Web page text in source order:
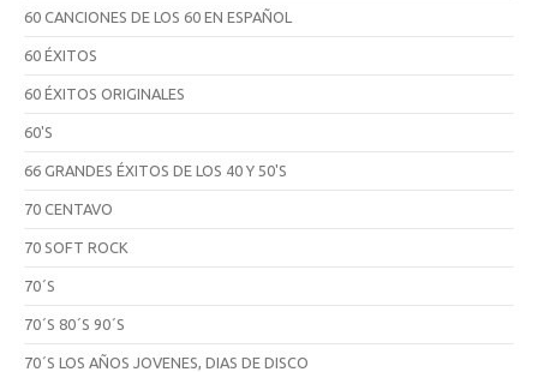
60 CANCIONES DE LOS 60 EN ESPAÑOL
60 ÉXITOS
60 ÉXITOS ORIGINALES
60'S
66 GRANDES ÉXITOS DE LOS 40 Y 50'S
70 CENTAVO
70 SOFT ROCK
70´S
70´S 80´S 90´S
70´S LOS AÑOS JOVENES, DIAS DE DISCO